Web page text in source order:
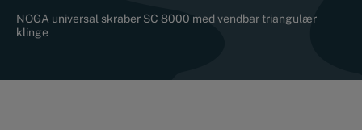
NOGA universal skraber SC 8000 med vendbar triangulær
klinge